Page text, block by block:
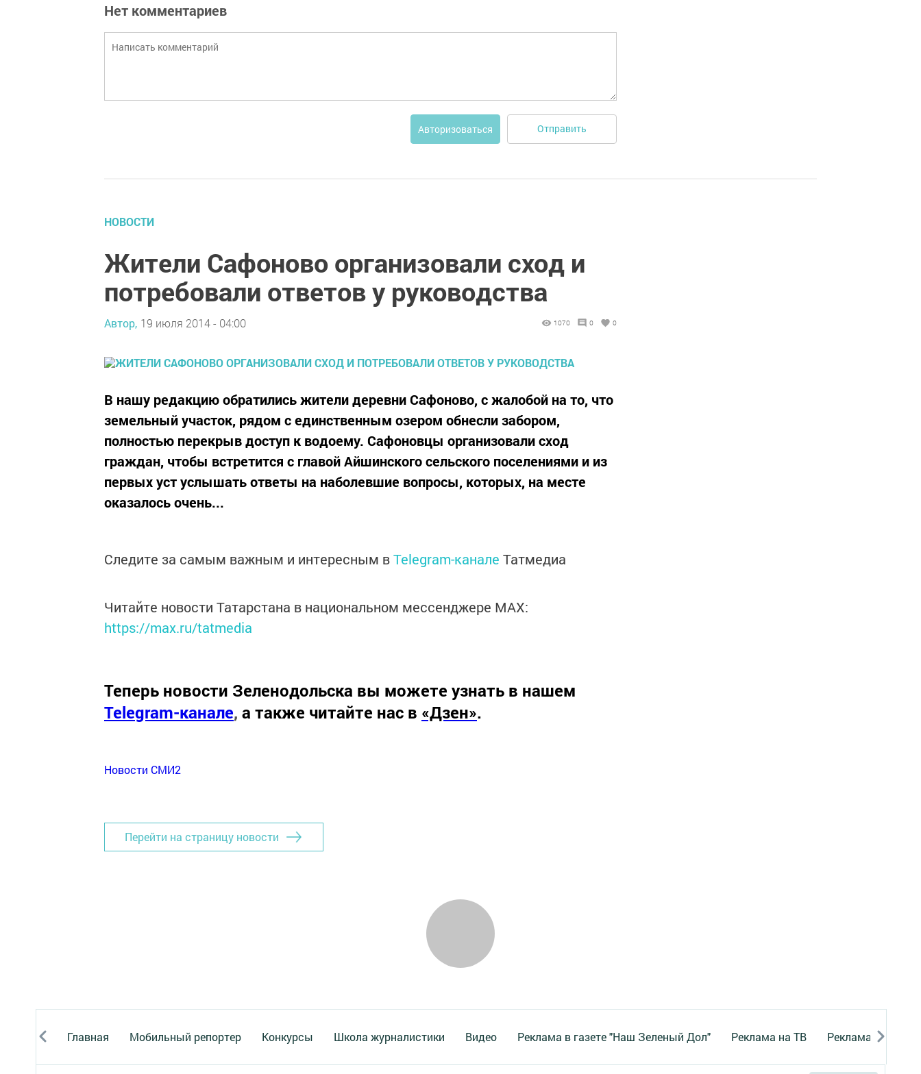
Нет комментариев
Авторизоваться Отправить
НОВОСТИ
Жители Сафоново организовали сход и
потребовали ответов у руководства
Автор, 19 июля 2014 - 04:00 1070 0 0
В нашу редакцию обратились жители деревни Сафоново, с жалобой на то, что
земельный участок, рядом с единственным озером обнесли забором,
полностью перекрыв доступ к водоему. Сафоновцы организовали сход
граждан, чтобы встретится с главой Айшинского сельского поселениями и из
первых уст услышать ответы на наболевшие вопросы, которых, на месте
оказалось очень...
Следите за самым важным и интересным вTelegram-канале Татмедиа
Читайте новости Татарстана в национальном мессенджере MАХ:
https://max.ru/tatmedia
Теперь новости Зеленодольска вы можете узнать в нашем
Telegram-канале, а также читайте нас в «Дзен».
Новости СМИ2
Перейти на страницу новости
Главная Мобильный репортер Конкурсы Школа журналистики Видео Реклама в газете "Наш Зеленый Дол" Реклама на ТВ Реклама в